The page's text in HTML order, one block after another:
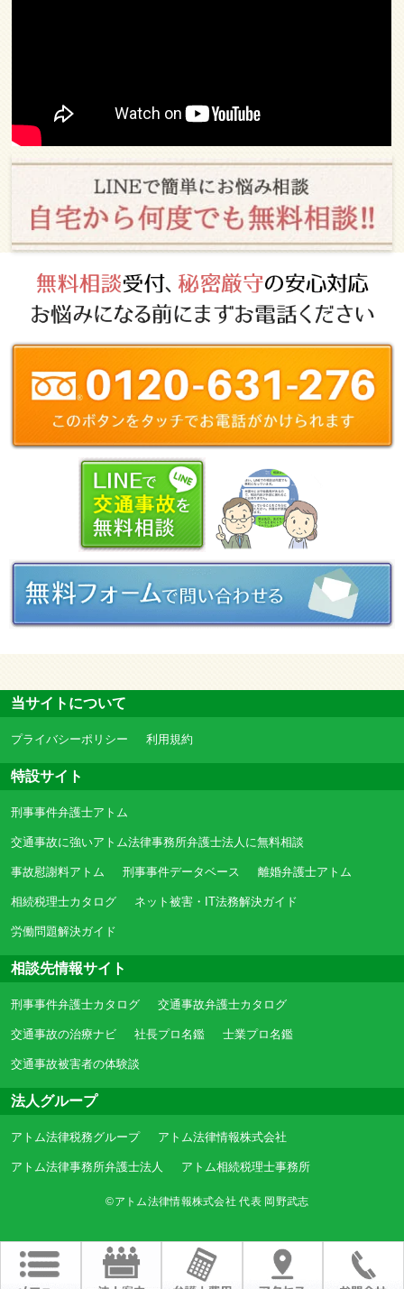
当サイトについて
プライバシーポリシー 利用規約
特設サイト
刑事事件弁護士アトム
交通事故に強いアトム法律事務所弁護士法人に無料相談
事故慰謝料アトム 刑事事件データベース 離婚弁護士アトム
相続税理士カタログ ネット被害・IT法務解決ガイド
労働問題解決ガイド
相談先情報サイト
刑事事件弁護士カタログ 交通事故弁護士カタログ
交通事故の治療ナビ 社長プロ名鑑 士業プロ名鑑
交通事故被害者の体験談
法人グループ
アトム法律税務グループ アトム法律情報株式会社
アトム法律事務所弁護士法人 アトム相続税理士事務所
©アトム法律情報株式会社 代表 岡野武志